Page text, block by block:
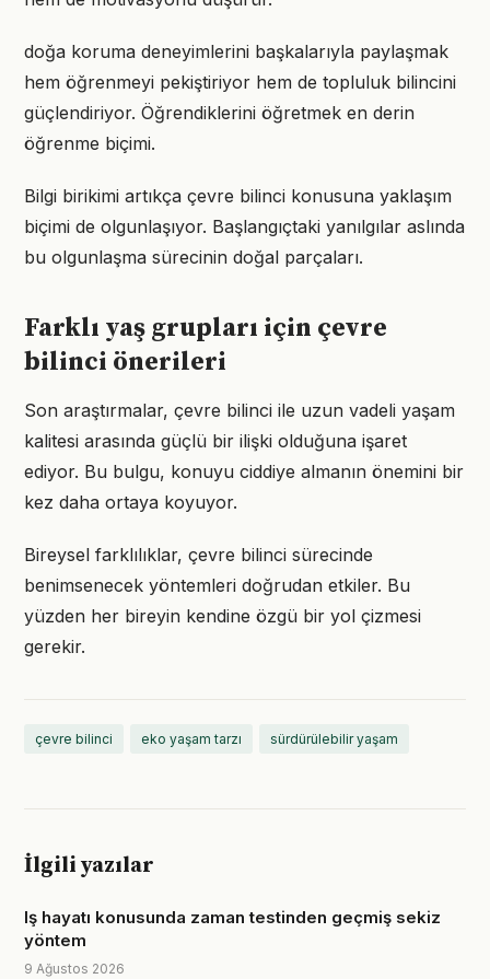
doğa koruma deneyimlerini başkalarıyla paylaşmak
hem öğrenmeyi pekiştiriyor hem de topluluk bilincini
güçlendiriyor. Öğrendiklerini öğretmek en derin
öğrenme biçimi.
Bilgi birikimi artıkça çevre bilinci konusuna yaklaşım
biçimi de olgunlaşıyor. Başlangıçtaki yanılgılar aslında
bu olgunlaşma sürecinin doğal parçaları.
Farklı yaş grupları için çevre
bilinci önerileri
Son araştırmalar, çevre bilinci ile uzun vadeli yaşam
kalitesi arasında güçlü bir ilişki olduğuna işaret
ediyor. Bu bulgu, konuyu ciddiye almanın önemini bir
kez daha ortaya koyuyor.
Bireysel farklılıklar, çevre bilinci sürecinde
benimsenecek yöntemleri doğrudan etkiler. Bu
yüzden her bireyin kendine özgü bir yol çizmesi
gerekir.
çevre bilinci eko yaşam tarzı sürdürülebilir yaşam
İlgili yazılar
Iş hayatı konusunda zaman testinden geçmiş sekiz
yöntem
9 Ağustos 2026